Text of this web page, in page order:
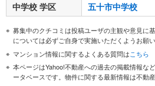
中学校 学区
五十市中学校
募集中のクチコミは投稿ユーザの主観や意見に
については必ずご自身で実施いただくようお願い
マンション情報に関するよくある質問はこちら
本ページはYahoo!不動産への過去の掲載情報な
ータベースです。物件に関する最新情報は不動